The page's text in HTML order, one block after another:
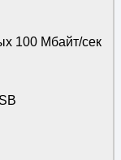
100 Мбайт/сек